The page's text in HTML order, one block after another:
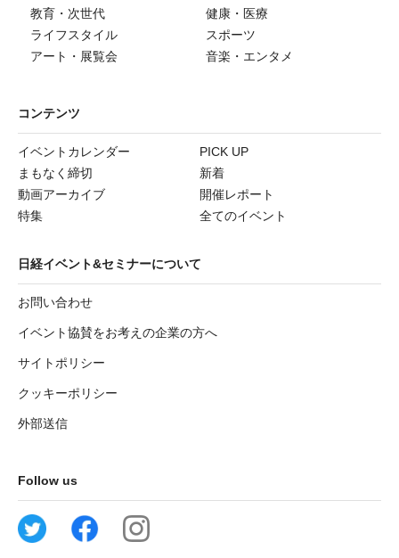
教育・次世代
健康・医療
ライフスタイル
スポーツ
アート・展覧会
音楽・エンタメ
コンテンツ
イベントカレンダー
PICK UP
まもなく締切
新着
動画アーカイブ
開催レポート
特集
全てのイベント
日経イベント&セミナーについて
お問い合わせ
イベント協賛をお考えの企業の方へ
サイトポリシー
クッキーポリシー
外部送信
Follow us